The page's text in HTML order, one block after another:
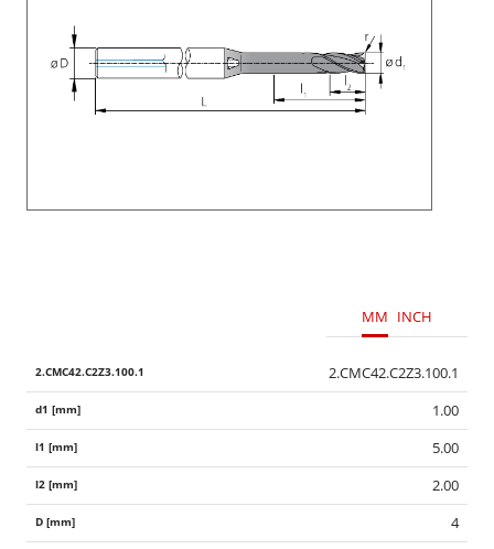
MM INCH
2.CMC42.C2Z3.100.1
1.00
5.00
2.00
4